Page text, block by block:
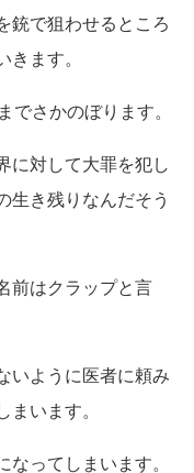
銃で狙わせるところ
きます。
でさかのぼります。
に対して大罪を犯し
生き残りなんだそう
前はクラップと言
いように医者に頼み
まいます。
なってしまいます。